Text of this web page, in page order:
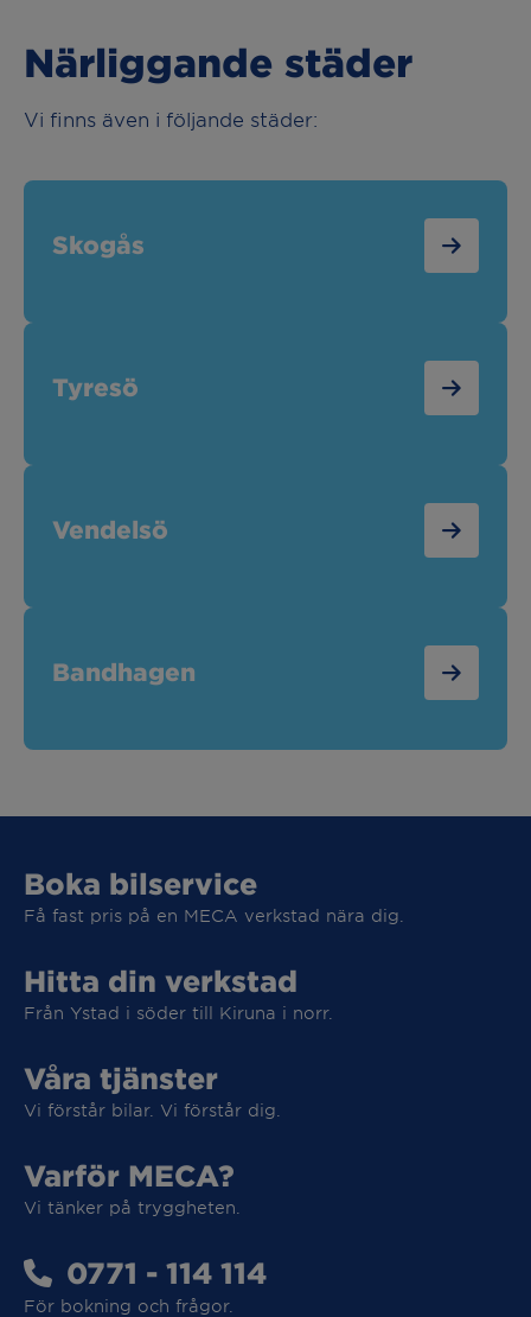
Vi tar hand om din elbil
Närliggande städer
Vi finns även i följande städer:
Skogås
Tyresö
Vendelsö
Bandhagen
Boka bilservice
Få fast pris på en MECA verkstad nära dig.
Hitta din verkstad
Från Ystad i söder till Kiruna i norr.
Våra tjänster
Vi förstår bilar. Vi förstår dig.
Varför MECA?
Vi tänker på tryggheten.
0771 - 114 114
För bokning och frågor.